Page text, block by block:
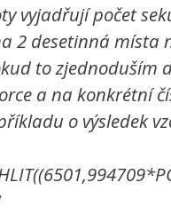
vyjadřují počet
2 desetinná místa
to zjednoduším
a na konkrétní
o výsledek